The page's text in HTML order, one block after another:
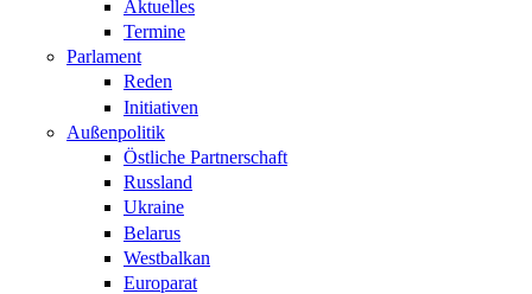
Aktuelles
Termine
Parlament
Reden
Initiativen
Außenpolitik
Östliche Partnerschaft
Russland
Ukraine
Belarus
Westbalkan
Europarat